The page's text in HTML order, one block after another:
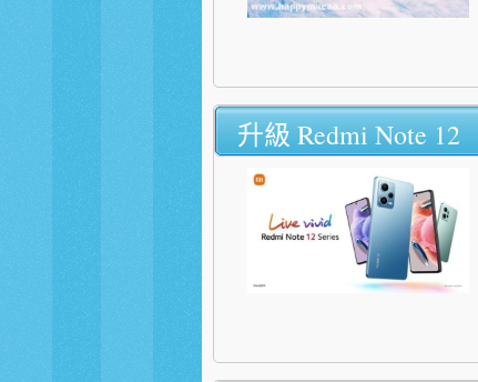
升級 Redmi Note 12